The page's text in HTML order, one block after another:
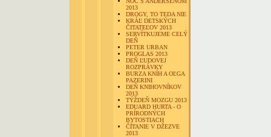
2013
DROGY, TO TEDA NIE
KRÁĽ DETSKÝCH
ČITATEĽOV 2013
SERVÍTKUJEME CELÝ
DEŇ
PETER URBAN
PROGLAS 2013
DEŇ ĽUDOVEJ
ROZPRÁVKY
BURZA KNÍH A OĽGA
PAZERINI
DEŇ KNIHOVNÍKOV
2013
TÝŽDEŇ MOZGU 2013
EDUARD HURTA - O
PRÍRODNÝCH
BYTOSTIACH
ČÍTANIE V DŽEZVE
2013